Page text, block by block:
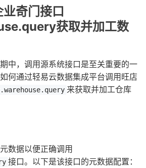
业奇门接口
获取并加工数
中，调用源系统接口是至关重要的一
何通过轻易云数据集成平台调用旺店
来获取并加工仓库
数据以便正确调用
接口。以下是该接口的元数据配置：